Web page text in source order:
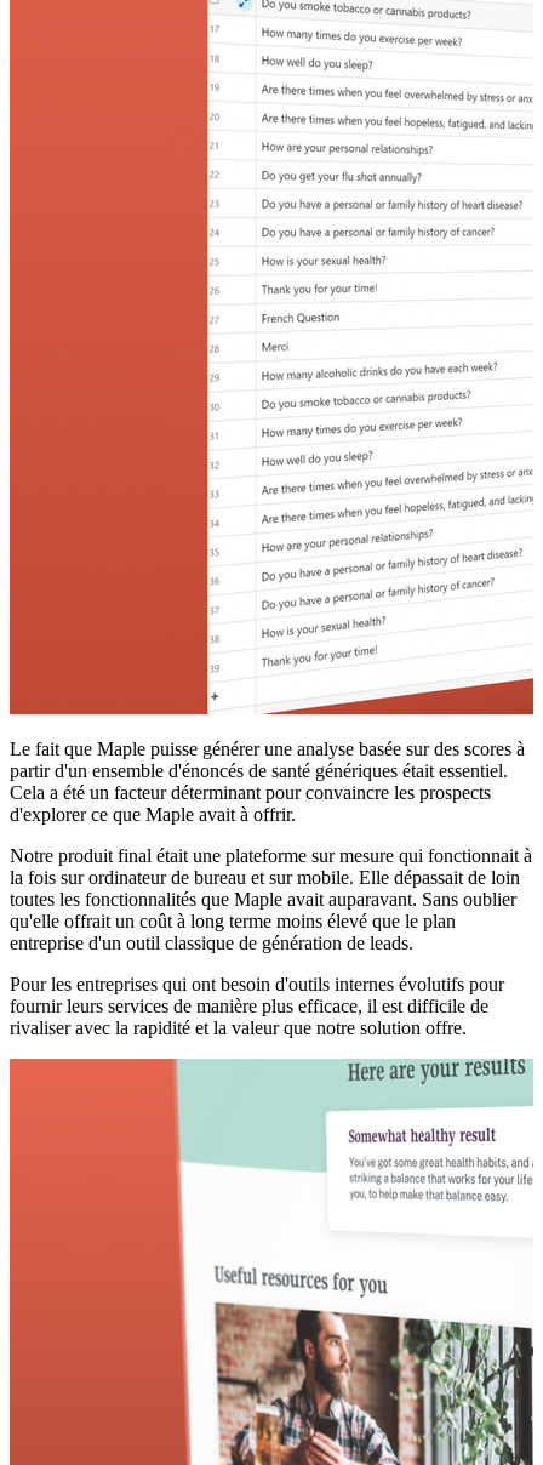
Le fait que Maple puisse générer une analyse basée sur des scores à
partir d'un ensemble d'énoncés de santé génériques était essentiel.
Cela a été un facteur déterminant pour convaincre les prospects
d'explorer ce que Maple avait à offrir.
Notre produit final était une plateforme sur mesure qui fonctionnait à
la fois sur ordinateur de bureau et sur mobile. Elle dépassait de loin
toutes les fonctionnalités que Maple avait auparavant. Sans oublier
qu'elle offrait un coût à long terme moins élevé que le plan
entreprise d'un outil classique de génération de leads.
Pour les entreprises qui ont besoin d'outils internes évolutifs pour
fournir leurs services de manière plus efficace, il est difficile de
rivaliser avec la rapidité et la valeur que notre solution offre.